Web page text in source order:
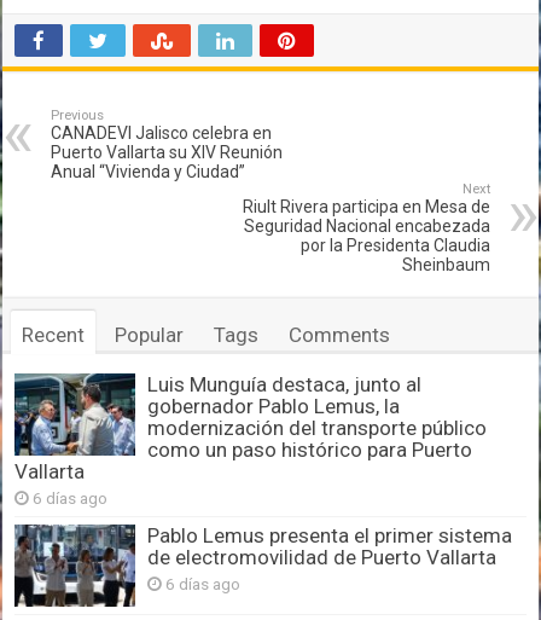
Previous
CANADEVI Jalisco celebra en
Puerto Vallarta su XIV Reunión
Anual “Vivienda y Ciudad”
Next
Riult Rivera participa en Mesa de
Seguridad Nacional encabezada
por la Presidenta Claudia
Sheinbaum
Recent Popular Tags Comments
Luis Munguía destaca, junto al
gobernador Pablo Lemus, la
modernización del transporte público
como un paso histórico para Puerto
Vallarta
6 días ago
Pablo Lemus presenta el primer sistema
de electromovilidad de Puerto Vallarta
6 días ago